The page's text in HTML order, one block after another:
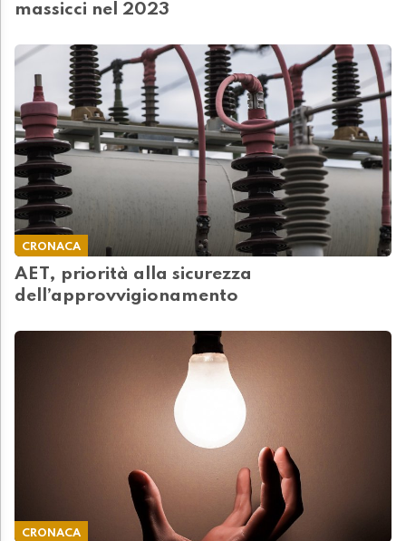
massicci nel 2023
CRONACA
AET, priorità alla sicurezza
dell’approvvigionamento
CRONACA